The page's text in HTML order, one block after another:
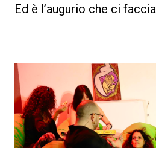
Ed è l’augurio che ci